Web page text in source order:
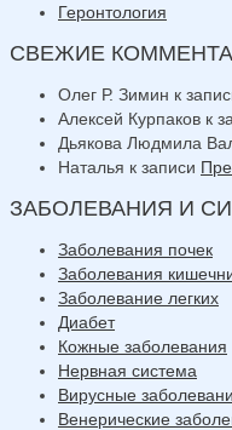
Геронтология
СВЕЖИЕ
Олег Р. Зимин к
Алексей Курпаков к
Дьякова Людмила
Наталья к записи
ЗАБОЛЕВАНИЯ И
Заболевания почек
Заболевания
Заболевание легких
Диабет
Кожные заболевания
Нервная система
Вирусные
Венерические